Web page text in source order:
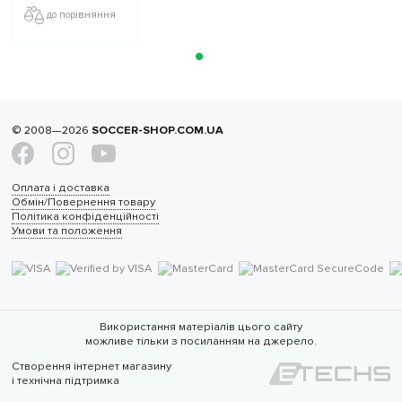
до порівняння
© 2008—2026 SOCCER-SHOP.COM.UA
Оплата і доставка
Обмін/Повернення товару
Політика конфіденційності
Умови та положення
Використання матеріалів цього сайту
можливе тільки з посиланням на джерело.
Створення інтернет магазину
і технічна підтримка